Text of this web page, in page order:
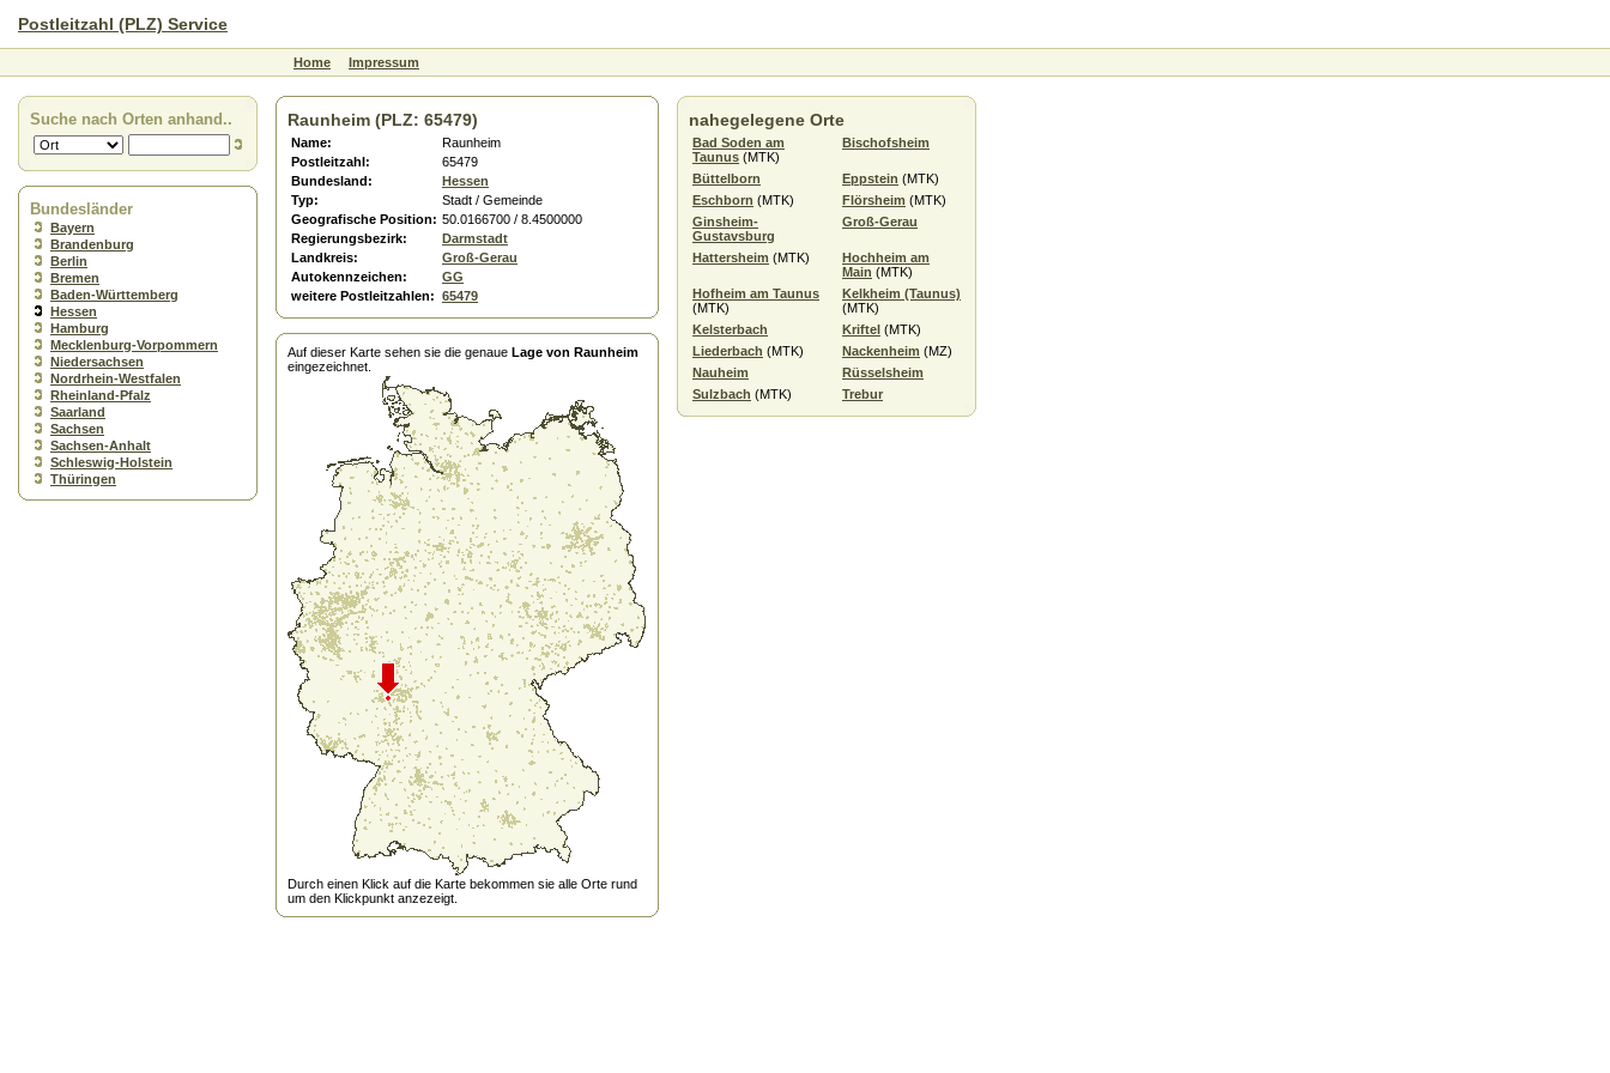
Postleitzahl (PLZ) Service
Home Impressum
Suche nach Orten anhand..
Bundesländer
Bayern
Brandenburg
Berlin
Bremen
Baden-Württemberg
Hessen
Hamburg
Mecklenburg-Vorpommern
Niedersachsen
Nordrhein-Westfalen
Rheinland-Pfalz
Saarland
Sachsen
Sachsen-Anhalt
Schleswig-Holstein
Thüringen
Raunheim (PLZ: 65479)
Name:
Raunheim
Postleitzahl:
65479
Bundesland:
Hessen
Typ:
Stadt / Gemeinde
Geografische Position: 50.0166700 / 8.4500000
Regierungsbezirk:
Darmstadt
Landkreis:
Groß-Gerau
Autokennzeichen:
GG
weitere Postleitzahlen: 65479
Auf dieser Karte sehen sie die genaue Lage von Raunheim
eingezeichnet.
Durch einen Klick auf die Karte bekommen sie alle Orte rund
um den Klickpunkt anzezeigt.
nahegelegene Orte
Bad Soden am
Taunus (MTK)
Bischofsheim
Büttelborn Eppstein (MTK)
Eschborn (MTK) Flörsheim (MTK)
Ginsheim-
Gustavsburg
Groß-Gerau
Hattersheim (MTK)
Hochheim am
Main (MTK)
Hofheim am Taunus
(MTK)
Kelkheim (Taunus)
(MTK)
Kelsterbach
Kriftel (MTK)
Liederbach (MTK) Nackenheim (MZ)
Nauheim
Rüsselsheim
Sulzbach (MTK) Trebur